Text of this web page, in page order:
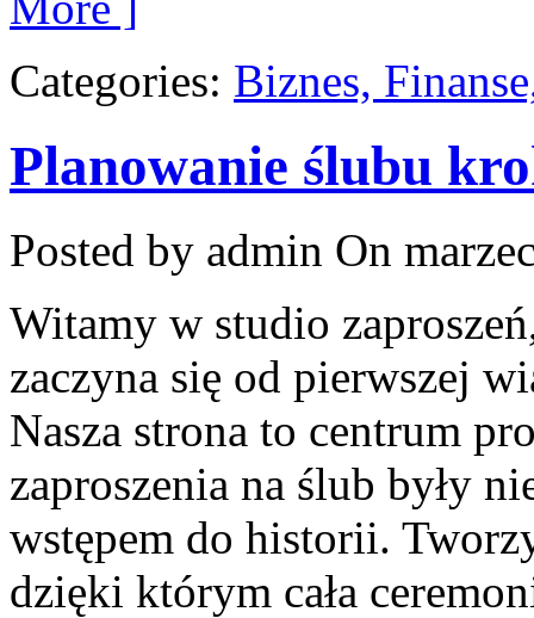
Categories: Biznes,
Planowanie ślubu
Posted by admin On
Witamy w studio
zaczyna się od pierwszej
Nasza strona to centrum
zaproszenia na ślub były
wstępem do historii.
dzięki którym cała